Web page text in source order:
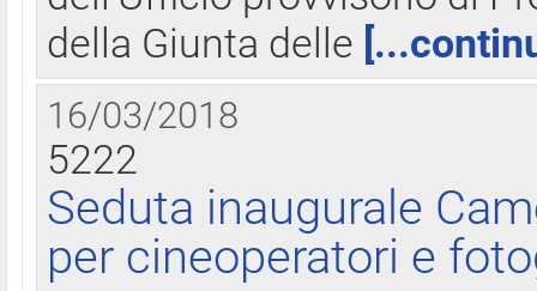
della Giunta delle
16/03/2018
5222
Seduta inaugurale
per cineoperatori e